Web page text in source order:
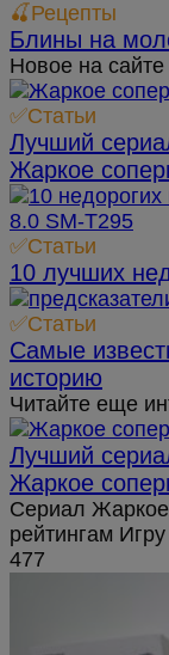
🍒Рецепты
Блины на
Новое на сайте
✅Статьи
Лучший
Жаркое
✅Статьи
10 лучших
✅Статьи
Самые
историю
Читайте еще
Лучший
Жаркое
Сериал
рейтингам Игру
477